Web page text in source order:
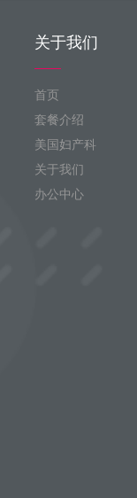
关于我们
首页
套餐介绍
美国妇产科
关于我们
办公中心